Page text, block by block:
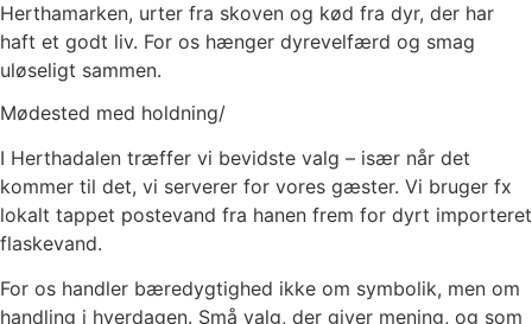
Herthamarken, urter fra skoven og kød fra dyr, der har
haft et godt liv. For os hænger dyrevelfærd og smag
uløseligt sammen.
Mødested med holdning/
I Herthadalen træffer vi bevidste valg – især når det
kommer til det, vi serverer for vores gæster. Vi bruger fx
lokalt tappet postevand fra hanen frem for dyrt importeret
flaskevand.
For os handler bæredygtighed ikke om symbolik, men om
handling i hverdagen. Små valg, der giver mening, og som